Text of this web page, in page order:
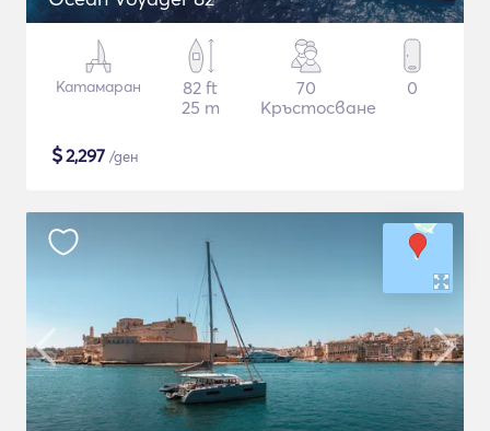
Катамаран
82 ft
25 m
70
Кръстосване
0
$2,297 /ден